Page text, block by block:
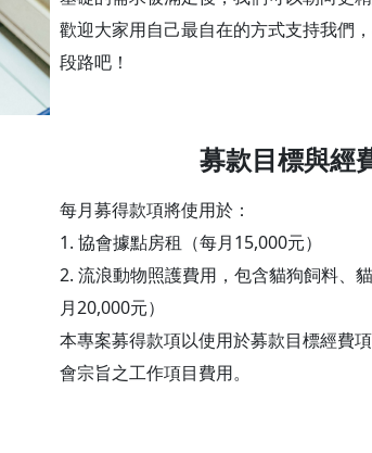
歡迎大家用自己最自在的方式支持我們
段路吧！
募款目標與經
每月募得款項將使用於：
1. 協會據點房租（每月15,000元）
2. 流浪動物照護費用，包含貓狗飼料、
月20,000元）
本專案募得款項以使用於募款目標經費
會宗旨之工作項目費用。